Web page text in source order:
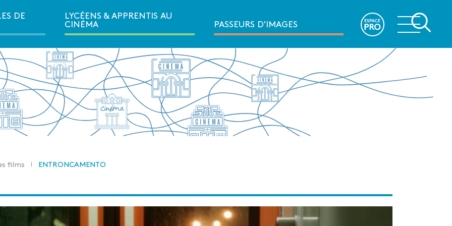
DE
LYCÉENS & APPRENTIS AU
CINÉMA
PASSEURS D'IMAGES
Ouvrir la navigation secondaire
films ENTRONCAMENTO